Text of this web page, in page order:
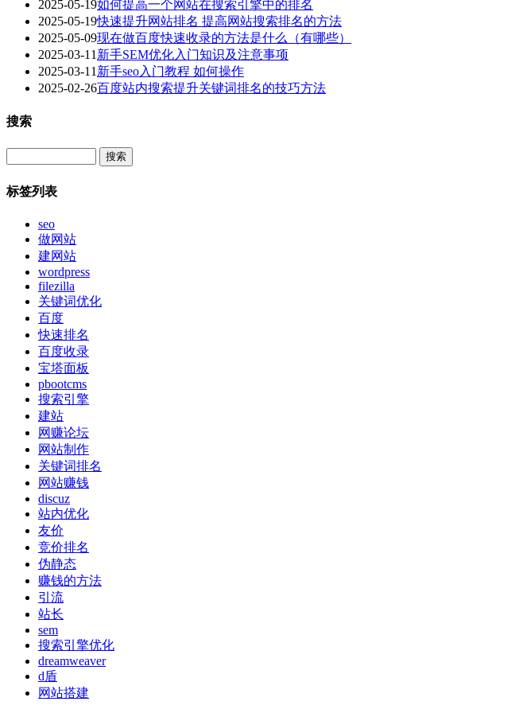
2025-05-19如何提高一个网站在搜索引擎中的排名
2025-05-19快速提升网站排名 提高网站搜索排名的方法
2025-05-09现在做百度快速收录的方法是什么（有哪些）
2025-03-11 新手SEM优化入门知识及注意事项
2025-03-11 新手seo入门教程 如何操作
2025-02-26百度站内搜索提升关键词排名的技巧方法
搜索
标签列表
seo
做网站
建网站
wordpress
filezilla
关键词优化
百度
快速排名
百度收录
宝塔面板
pbootcms
搜索引擎
建站
网赚论坛
网站制作
关键词排名
网站赚钱
discuz
站内优化
友价
竞价排名
伪静态
赚钱的方法
引流
站长
sem
搜索引擎优化
dreamweaver
d盾
网站搭建